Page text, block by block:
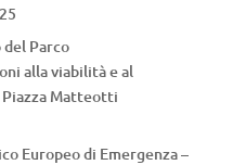
Parco
alla viabilità e al
Matteotti
Europeo di Emergenza –